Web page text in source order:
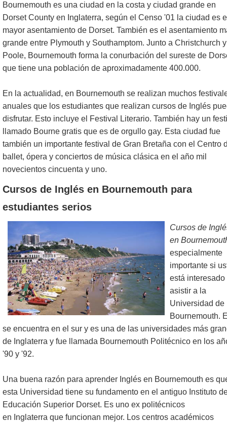
Bournemouth es una ciudad en la costa y ciudad grande en
Dorset County en Inglaterra, según el Censo '01 la ciudad es
mayor asentamiento de Dorset. También es el asentamiento
grande entre Plymouth y Southamptom. Junto a Christchurch y
Poole, Bournemouth forma la conurbación del sureste de
que tiene una población de aproximadamente 400.000.
En la actualidad, en Bournemouth se realizan muchos
anuales que los estudiantes que realizan cursos de Inglés
disfrutar. Esto incluye el Festival Literario. También hay un
llamado Bourne gratis que es de orgullo gay. Esta ciudad fue
también un importante festival de Gran Bretaña con el Centro
ballet, ópera y conciertos de música clásica en el año mil
novecientos cincuenta y uno.
Cursos de Inglés en Bournemouth para
estudiantes serios
Cursos de
en
especialmente
importante si
está interesado
asistir a la
Universidad de
Bournemouth.
se encuentra en el sur y es una de las universidades más
de Inglaterra y fue llamada Bournemouth Politécnico en los
'90 y '92.
Una buena razón para aprender Inglés en Bournemouth es
esta Universidad tiene su fundamento en el antiguo Instituto
Educación Superior Dorset. Es uno ex politécnicos
en Inglaterra que funcionan mejor. Los centros académicos